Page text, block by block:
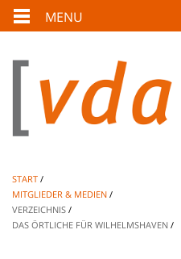
MENU
START
MITGLIEDER & MEDIEN
VERZEICHNIS
DAS ÖRTLICHE FÜR WILHELMSHAVEN